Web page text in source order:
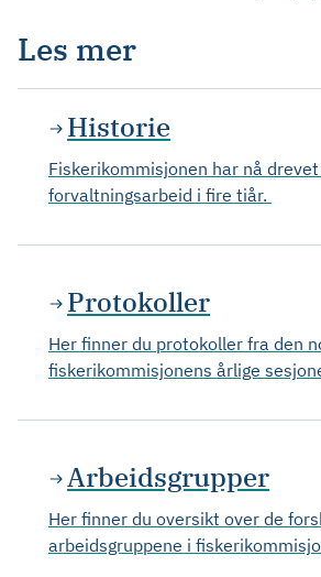
Les mer
Historie
Fiskerikommisjonen har nå
forvaltningsarbeid i fire tiår.
Protokoller
Her finner du protokoller fra den
fiskerikommisjonens årlige
Arbeidsgrupper
Her finner du oversikt over de
arbeidsgruppene i